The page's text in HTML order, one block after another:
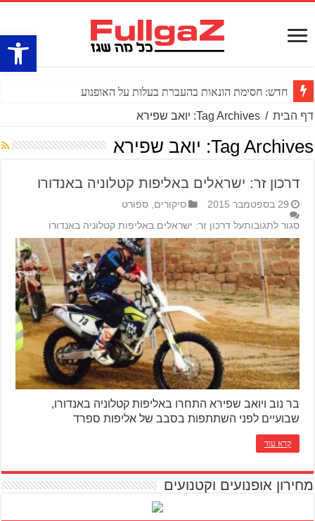
פתח
חדש: חסימת הונאות בהעברת בעלות על האופנוע
דף הבית / Tag Archives: יואב שפירא
Tag Archives: יואב שפירא
דרכון זר: ישראלים באליפות קטלוניה באנדורו
29 בספטמבר 2015 סיקורים ,ספורט
סגור לתגובותעל דרכון זר: ישראלים באליפות קטלוניה באנדורו
בר נוב ויואב שפירא התחרו באליפות קטלוניה באנדורו,
שבועיים לפני השתתפות בסבב של אליפות ספרד
קרא עוד
מחירון אופנועים וקטנועים